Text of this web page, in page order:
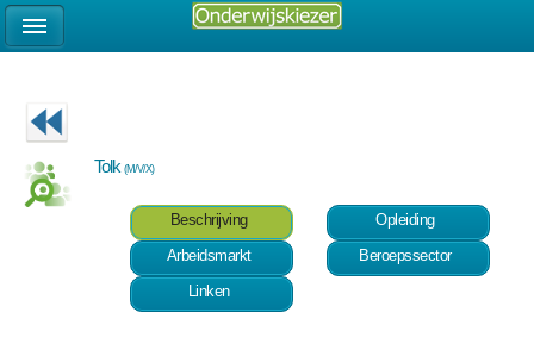
Tolk(M/V/X)
Beschrijving
Opleiding
Arbeidsmarkt
Beroepssector
Linken